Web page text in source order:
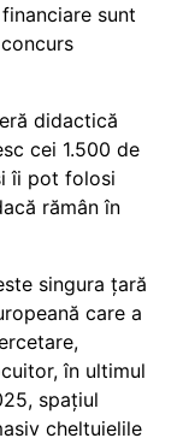
sunt
didactică
cei 1.500 de
îi pot folosi
rămân în
singura țară
care a
în ultimul
spațiul
cheltuielile